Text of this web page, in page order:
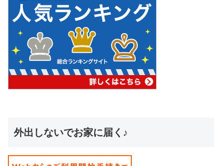
外出しないでお家に届く♪